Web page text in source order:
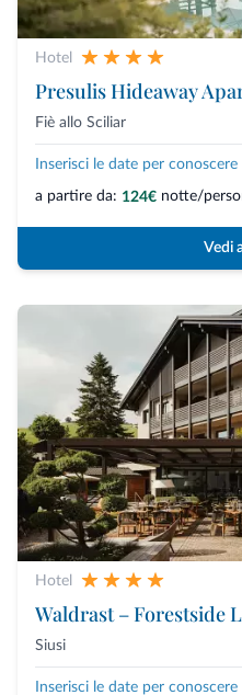
Hotel
Presulis Hideaway
Fiè allo Sciliar
Inserisci le date per
a partire da: 124€ notte/
Vedi
Hotel
Waldrast – Forestside
Siusi
Inserisci le date per